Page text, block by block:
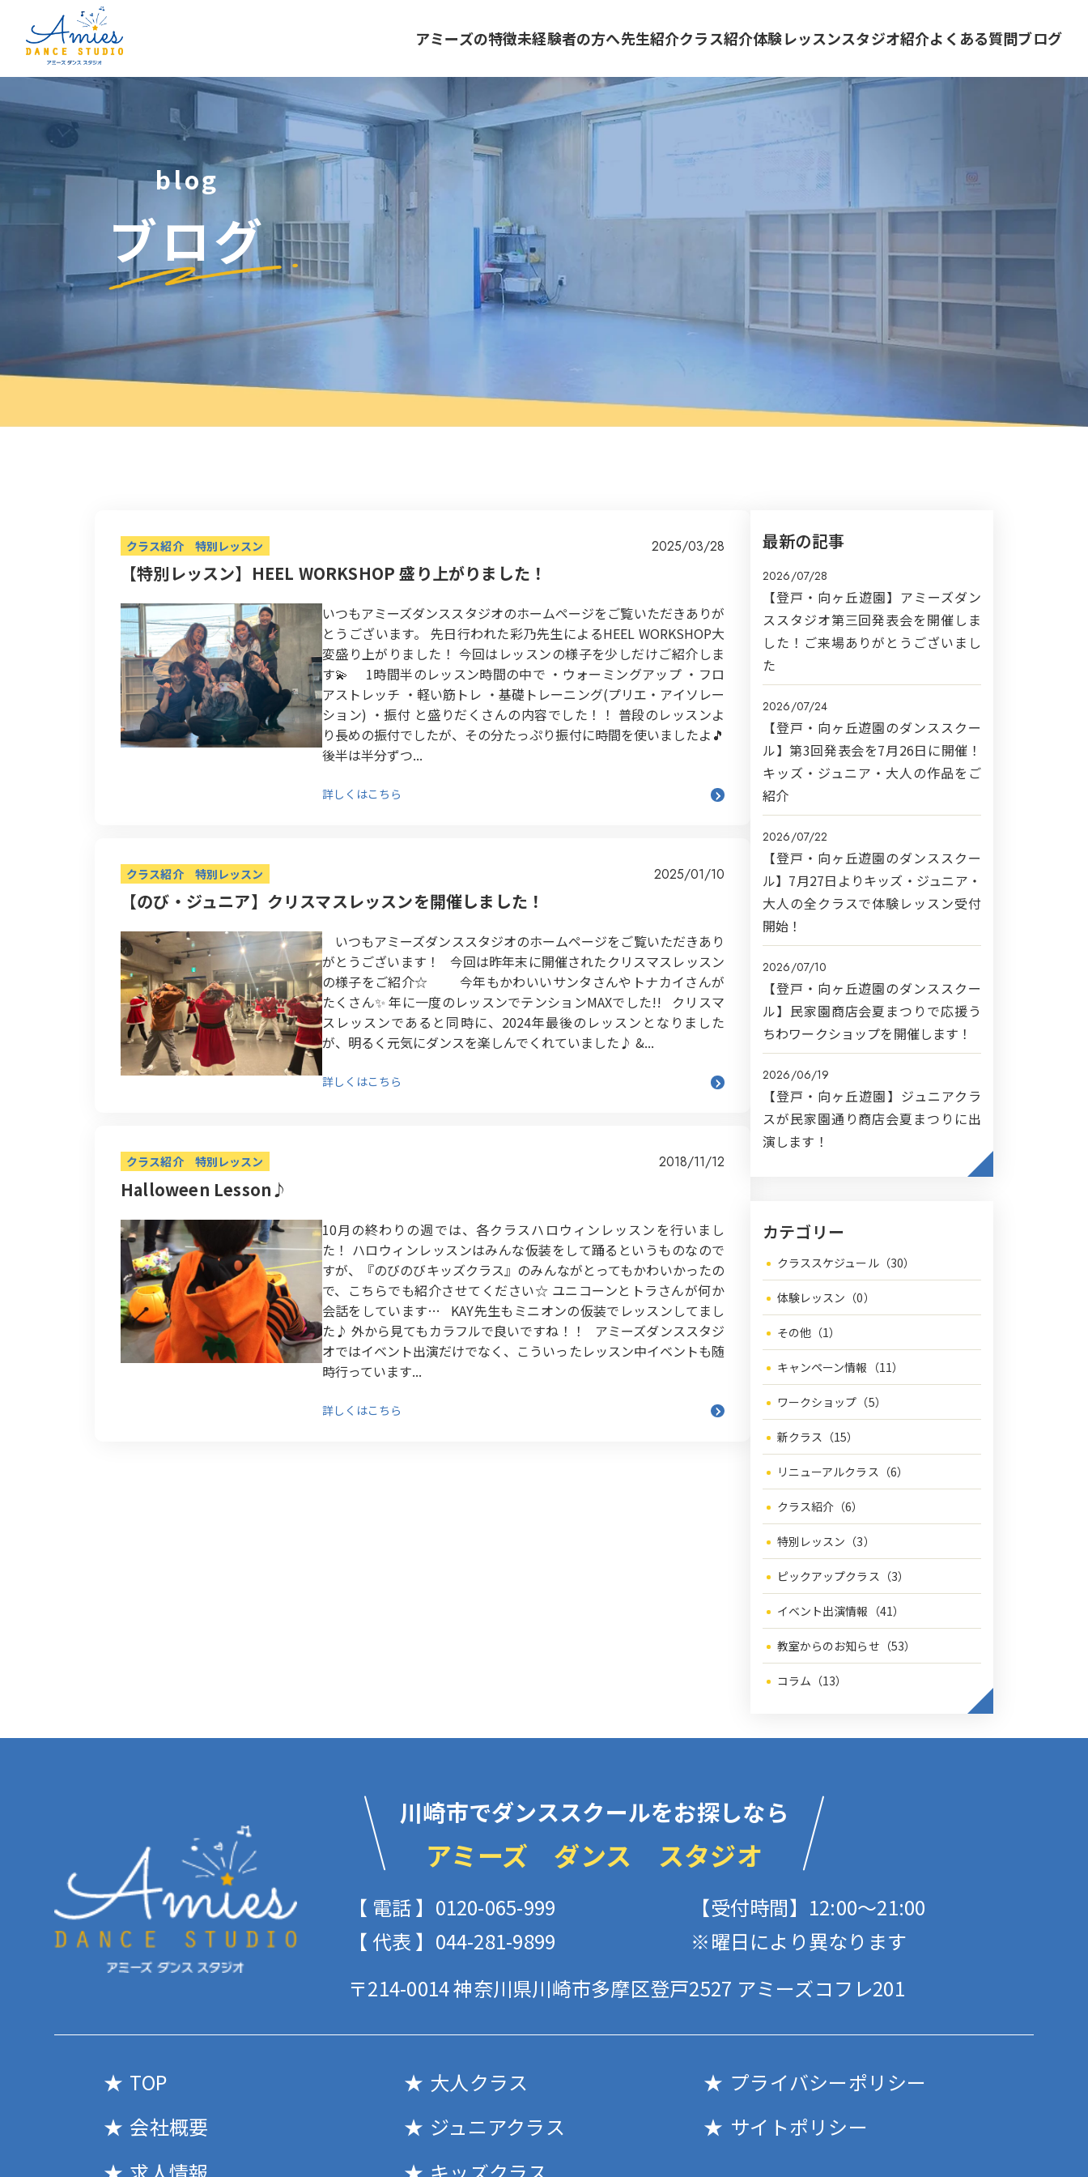
アミーズの特徴未経験者の方へ先生紹介クラス紹介体験レッスンスタジオ紹介よくある質問ブログ
blog
ブログ
クラス紹介 特別レッスン 2025/03/28
【特別レッスン】HEEL WORKSHOP 盛り上がりました！
いつもアミーズダンススタジオのホームページをご覧いただきありが
とうございます。 先日行われた彩乃先生によるHEEL WORKSHOP大
変盛り上がりました！ 今回はレッスンの様子を少しだけご紹介しま
す💫 1時間半のレッスン時間の中で ・ウォーミングアップ ・フロ
アストレッチ ・軽い筋トレ ・基礎トレーニング(プリエ・アイソレー
ション) ・振付 と盛りだくさんの内容でした！！ 普段のレッスンよ
り長めの振付でしたが、その分たっぷり振付に時間を使いましたよ🎵
後半は半分ずつ...
詳しくはこちら
クラス紹介 特別レッスン 2025/01/10
【のび・ジュニア】クリスマスレッスンを開催しました！
いつもアミーズダンススタジオのホームページをご覧いただきあり
がとうございます！ 今回は昨年末に開催されたクリスマスレッスン
の様子をご紹介☆ 今年もかわいいサンタさんやトナカイさんが
たくさん✨ 年に一度のレッスンでテンションMAXでした!! クリスマ
スレッスンであると同時に、2024年最後のレッスンとなりました
が、明るく元気にダンスを楽しんでくれていました♪ &...
詳しくはこちら
クラス紹介 特別レッスン 2018/11/12
Halloween Lesson♪
10月の終わりの週では、各クラスハロウィンレッスンを行いまし
た！ ハロウィンレッスンはみんな仮装をして踊るというものなので
すが、『のびのびキッズクラス』のみんながとってもかわいかったの
で、こちらでも紹介させてください☆ ユニコーンとトラさんが何か
会話をしています… KAY先生もミニオンの仮装でレッスンしてまし
た♪ 外から見てもカラフルで良いですね！！ アミーズダンススタジ
オではイベント出演だけでなく、こういったレッスン中イベントも随
時行っています...
詳しくはこちら
最新の記事
2026/07/28
【登戸・向ヶ丘遊園】アミーズダン
ススタジオ第三回発表会を開催しま
した！ご来場ありがとうございまし
た
2026/07/24
【登戸・向ヶ丘遊園のダンススクー
ル】第3回発表会を7月26日に開催！
キッズ・ジュニア・大人の作品をご
紹介
2026/07/22
【登戸・向ヶ丘遊園のダンススクー
ル】7月27日よりキッズ・ジュニア・
大人の全クラスで体験レッスン受付
開始！
2026/07/10
【登戸・向ヶ丘遊園のダンススクー
ル】民家園商店会夏まつりで応援う
ちわワークショップを開催します！
2026/06/19
【登戸・向ヶ丘遊園】ジュニアクラ
スが民家園通り商店会夏まつりに出
演します！
カテゴリー
クラススケジュール（30）
体験レッスン（0）
その他（1）
キャンペーン情報（11）
ワークショップ（5）
新クラス（15）
リニューアルクラス（6）
クラス紹介（6）
特別レッスン（3）
ピックアップクラス（3）
イベント出演情報（41）
教室からのお知らせ（53）
コラム（13）
川崎市でダンススクールをお探しなら
アミーズ ダンス スタジオ
【 電話 】0120-065-999
【 代表 】044-281-9899
【受付時間】12:00〜21:00
※曜日により異なります
〒214-0014神奈川県川崎市多摩区登戸2527 アミーズコフレ201
TOP
会社概要
大人クラス
ジュニアクラス
プライバシーポリシー
サイトポリシー